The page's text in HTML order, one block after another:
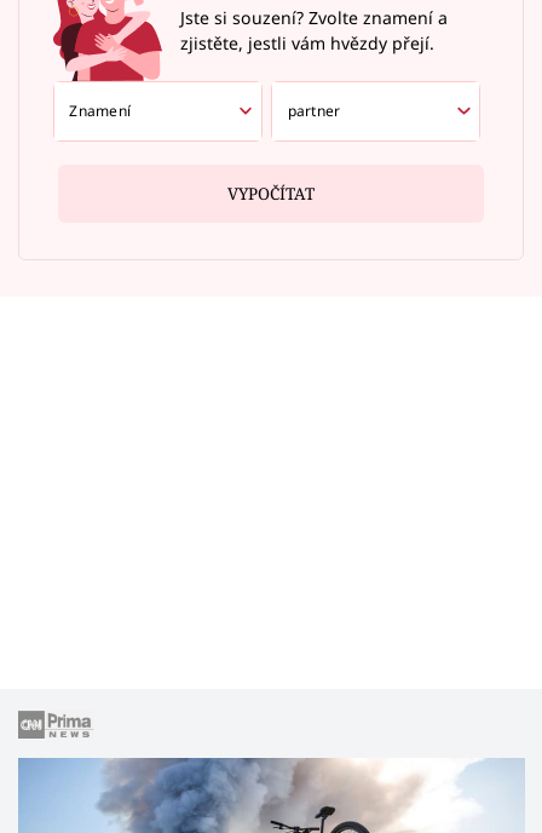
Jste si souzení? Zvolte znamení a
zjistěte, jestli vám hvězdy přejí.
VYPOČÍTAT